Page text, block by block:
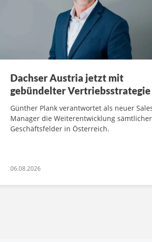
Dachser Austria jetzt mit
gebündelter Vertriebsstrategie
Günther Plank verantwortet als neuer
Manager die Weiterentwicklung sämtlicher
Geschäftsfelder in Österreich.
06.08.2026